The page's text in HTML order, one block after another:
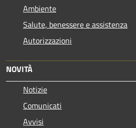
Ambiente
Salute, benessere e assistenza
Autorizzazioni
NOVITÀ
Notizie
Comunicati
Avvisi